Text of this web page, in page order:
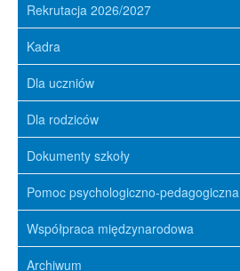
Rekrutacja 2026/2027
Kadra
Dla uczniów
Dla rodziców
Dokumenty szkoły
Pomoc psychologiczno-pedagogiczna
Współpraca międzynarodowa
Archiwum